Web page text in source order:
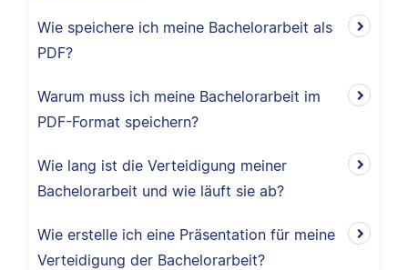
Wie speichere ich meine Bachelorarbeit als
PDF?
Warum muss ich meine Bachelorarbeit im
PDF-Format speichern?
Wie lang ist die Verteidigung meiner
Bachelorarbeit und wie läuft sie ab?
Wie erstelle ich eine Präsentation für meine
Verteidigung der Bachelorarbeit?